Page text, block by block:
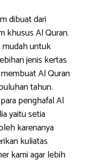
dibuat dari
khusus Al Quran.
mudah untuk
jenis kertas
Al Quran
tahun.
penghafal Al
yaitu setia
karenanya
kuliatas
kami agar lebih